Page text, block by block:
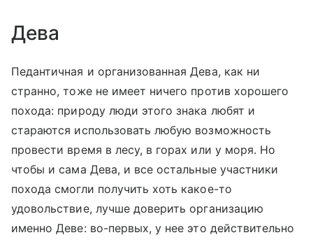
Дева
Педантичная и организованная Дева, как ни
странно, тоже не имеет ничего против хорошего
похода: природу люди этого знака любят и
стараются использовать любую возможность
провести время в лесу, в горах или у моря. Но
чтобы и сама Дева, и все остальные участники
похода смогли получить хоть какое-то
удовольствие, лучше доверить организацию
именно Деве: во-первых, у нее это действительно